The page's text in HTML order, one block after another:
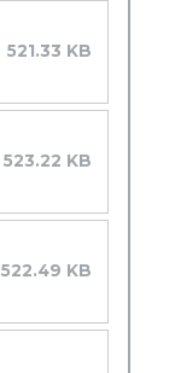
521.33 KB
523.22 KB
522.49 KB